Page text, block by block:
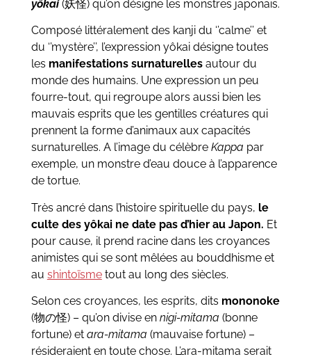
yôkai(妖怪) qu’on désigne les monstres japonais.
Composé littéralement des kanji du ‘’calme’’ et
du ‘’mystère’’, l’expression yôkai désigne toutes
les manifestations surnaturellesautour du
monde des humains. Une expression un peu
fourre-tout, qui regroupe alors aussi bien les
mauvais esprits que les gentilles créatures qui
prennent la forme d’animaux aux capacités
surnaturelles. A l’image du célèbreKappa par
exemple, un monstre d’eau douce à l’apparence
de tortue.
Très ancré dans l’histoire spirituelle du pays, le
culte des yôkai ne date pas d’hier au Japon. Et
pour cause, il prend racine dans les croyances
animistes qui se sont mêlées au bouddhisme et
au shintoïsmetout au long des siècles.
Selon ces croyances, les esprits, dits mononoke
(物の怪) – qu’on divise ennigi-mitama (bonne
fortune) et ara-mitama (mauvaise fortune) –
résideraient en toute chose. L’ara-mitama serait